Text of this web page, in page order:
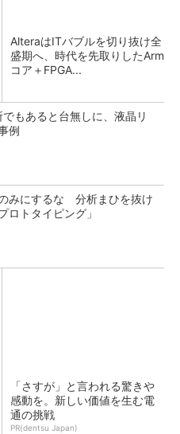
AlteraはITバブルを切り抜け全
盛期へ、時代を先取りしたArm
コア＋FPGA...
もあると台無しに、液晶リ
例
みにするな 分析まひを抜け
ロトタイピング」
「さすが」と言われる驚きや
感動を。新しい価値を生む電
通の挑戦
PR(dentsu Japan)